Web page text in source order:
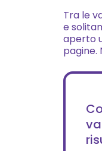
Tra le
e
aperto
pagine.